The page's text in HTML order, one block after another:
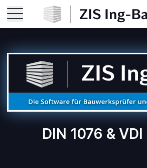
Features
Roadmap
Release NotesDIN 1076 &